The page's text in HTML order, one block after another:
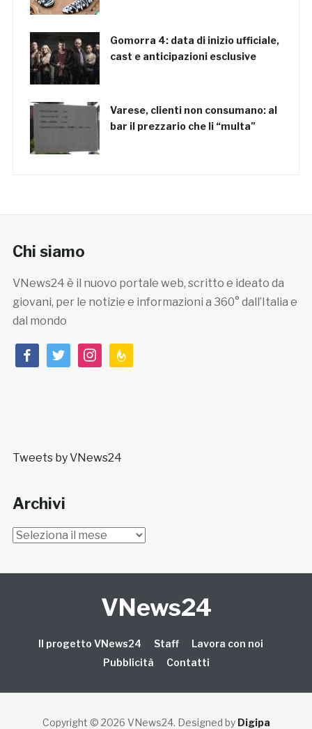
Gomorra 4: data di inizio ufficiale,
cast e anticipazioni esclusive
Varese, clienti non consumano: al
bar il prezzario che li “multa”
Chi siamo
VNews24 è il nuovo portale web, scritto e ideato da
giovani, per le notizie e informazioni a 360° dall’Italia e
dal mondo
facebooktwitterinstagramfeedburner
Tweets by VNews24
Archivi
Archivi
VNews24
Il progetto VNews24 Staff
Lavora con noi
Pubblicità
Contatti
Copyright © 2026 VNews24. Designed by Digipa